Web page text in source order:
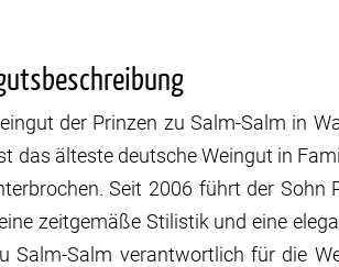
der Prinzen zu Salm-Salm in
das älteste deutsche Weingut in
Seit 2006 führt der
zeitgemäße Stilistik und eine
Salm-Salm verantwortlich für die